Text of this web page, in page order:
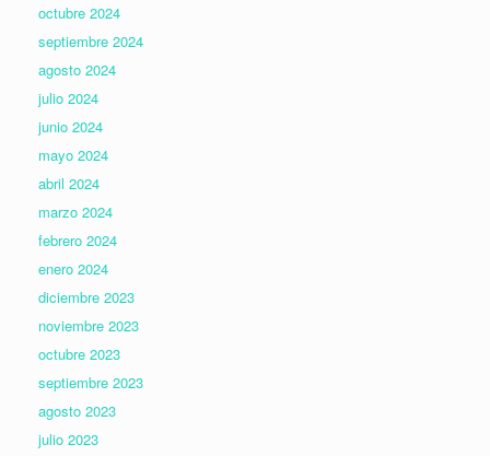
octubre 2024
septiembre 2024
agosto 2024
julio 2024
junio 2024
mayo 2024
abril 2024
marzo 2024
febrero 2024
enero 2024
diciembre 2023
noviembre 2023
octubre 2023
septiembre 2023
agosto 2023
julio 2023